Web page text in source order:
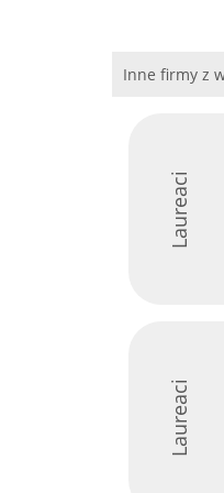
Inne firmy z
Laureaci
Laureaci